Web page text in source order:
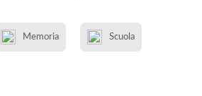
Memoria Scuola